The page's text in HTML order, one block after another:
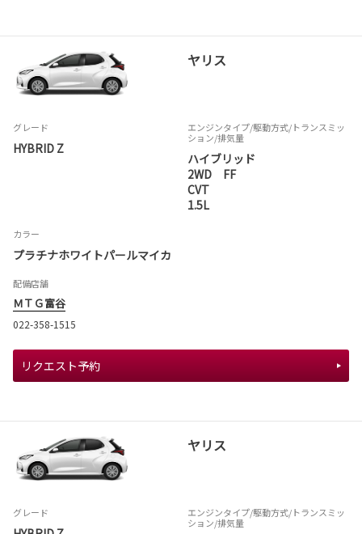
ヤリス
グレード
HYBRID Z
エンジンタイプ/駆動方式/トランスミッ
ション/排気量
ハイブリッド
2WD FF
CVT
1.5L
カラー
プラチナホワイトパールマイカ
配備店舗
ＭＴＧ富谷
022-358-1515
リクエスト予約
ヤリス
グレード エンジンタイプ/駆動方式/トランスミッ
ション/排気量